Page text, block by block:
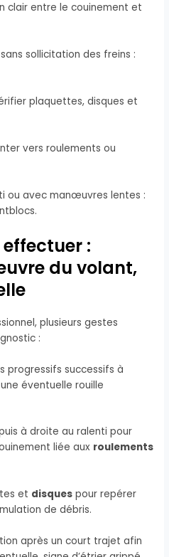
clair entre le couinement et
sollicitation des freins :
plaquettes, disques et
vers roulements ou
ou avec manœuvres lentes :
:
du volant,
plusieurs gestes
:
progressifs successifs à
éventuelle rouille
à droite au ralenti pour
liée aux roulements
et disques pour repérer
de débris.
après un court trajet afin